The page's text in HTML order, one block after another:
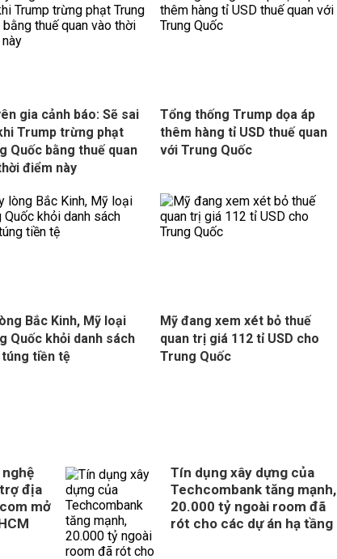
gia cảnh báo: Sẽ sai
Trump trừng phạt
Quốc bằng thuế quan
điểm này
Tổng thống Trump dọa áp
thêm hàng tỉ USD thuế quan
với Trung Quốc
Bắc Kinh, Mỹ loại
Quốc khỏi danh sách
tiền tệ
Mỹ đang xem xét bỏ thuế
quan trị giá 112 tỉ USD cho
Trung Quốc
địa
mở
Tín dụng xây dựng của
Techcombank tăng mạnh,
20.000 tỷ ngoài room đã
rót cho các dự án hạ tầng